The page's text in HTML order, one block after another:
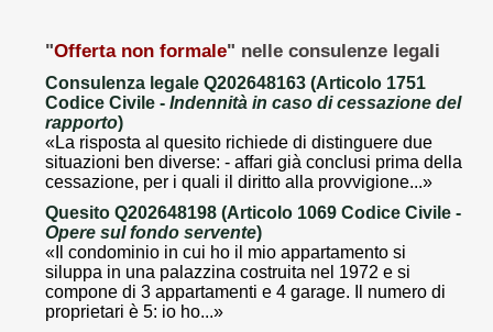
"Offerta non formale" nelle consulenze legali
Consulenza legale Q202648163 (Articolo 1751
Codice Civile - Indennità in caso di cessazione del
rapporto)
«La risposta al quesito richiede di distinguere due
situazioni ben diverse: - affari già conclusi prima della
cessazione, per i quali il diritto alla provvigione...»
Quesito Q202648198 (Articolo 1069 Codice Civile -
Opere sul fondo servente)
«Il condominio in cui ho il mio appartamento si
siluppa in una palazzina costruita nel 1972 e si
compone di 3 appartamenti e 4 garage. Il numero di
proprietari è 5: io ho...»